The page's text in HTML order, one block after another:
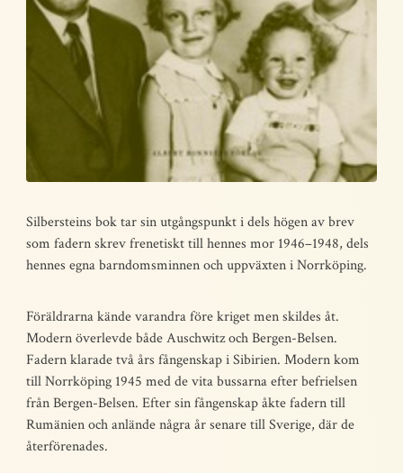
Silbersteins bok tar sin utgångspunkt i dels högen av brev
som fadern skrev frenetiskt till hennes mor 1946–1948, dels
hennes egna barndomsminnen och uppväxten i Norrköping.
Föräldrarna kände varandra före kriget men skildes åt.
Modern överlevde både Auschwitz och Bergen-Belsen.
Fadern klarade två års fångenskap i Sibirien. Modern kom
till Norrköping 1945 med de vita bussarna efter befrielsen
från Bergen-Belsen. Efter sin fångenskap åkte fadern till
Rumänien och anlände några år senare till Sverige, där de
återförenades.